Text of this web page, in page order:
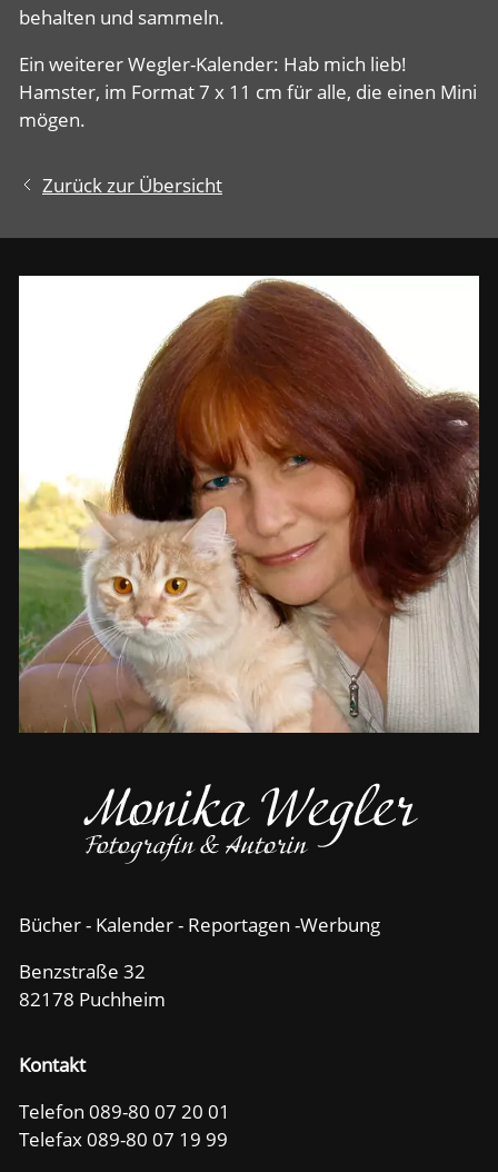
behalten und sammeln.
Ein weiterer Wegler-Kalender: Hab mich lieb!
Hamster, im Format 7 x 11 cm für alle, die einen Mini
mögen.
Zurück zur Übersicht
Bücher - Kalender - Reportagen -Werbung
Benzstraße 32
82178 Puchheim
Kontakt
Telefon 089-80 07 20 01
Telefax 089-80 07 19 99